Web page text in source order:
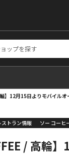
輪】12月15日よりモバイルオ
ストラン情報 ソー コーヒ
/ 高輪